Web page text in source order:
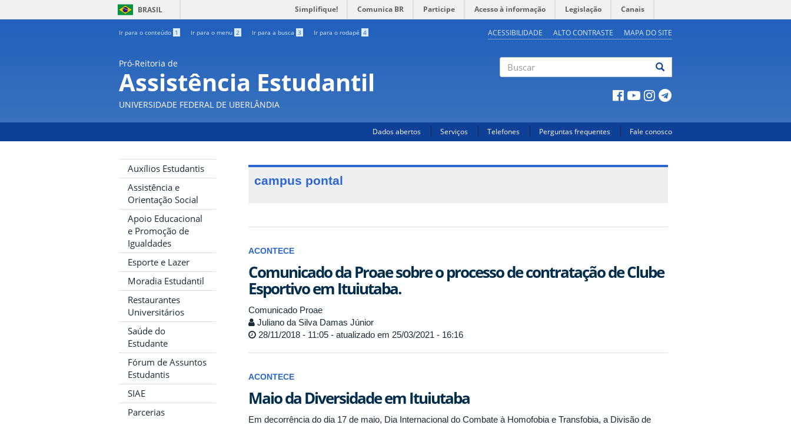
BRASIL Simplifique! Comunica BR Participe Acesso à informação Legislação Canais
Ir para o conteúdo 1 Ir para o menu 2 Ir para a busca 3 Ir para o rodapé 4 ACESSIBILIDADE ALTO CONTRASTE MAPA DO SITE
Pró-Reitoria de
Assistência Estudantil
UNIVERSIDADE FEDERAL DE UBERLÂNDIA
Dados abertos Serviços Telefones Perguntas frequentes Fale conosco
Auxílios Estudantis
Assistência e
Orientação Social
Apoio Educacional
e Promoção de
Igualdades
Esporte e Lazer
Moradia Estudantil
Restaurantes
Universitários
Saúde do
Estudante
Fórum de Assuntos
Estudantis
SIAE
Parcerias
campus pontal
ACONTECE
Comunicado da Proae sobre o processo de contratação de Clube
Esportivo em Ituiutaba.
Comunicado Proae
Juliano da Silva Damas Júnior
28/11/2018 - 11:05 - atualizado em 25/03/2021 - 16:16
ACONTECE
Maio da Diversidade em Ituiutaba
Em decorrência do dia 17 de maio, Dia Internacional do Combate à Homofobia e Transfobia, a Divisão de